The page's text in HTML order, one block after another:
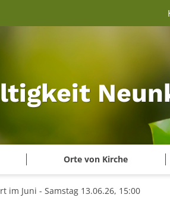
Orte von Kirche
im Juni - Samstag 13.06.26, 15:00